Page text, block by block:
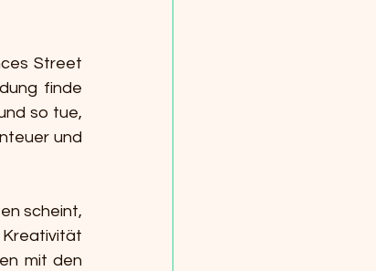
Street
finde
so tue,
und
scheint,
mit den